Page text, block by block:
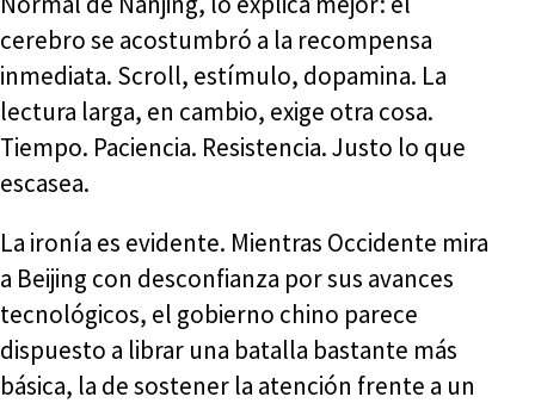
cerebro se acostumbró a la recompensa
inmediata. Scroll, estímulo, dopamina. La
lectura larga, en cambio, exige otra cosa.
Tiempo. Paciencia. Resistencia. Justo lo que
escasea.
La ironía es evidente. Mientras Occidente mira
a Beijing con desconfianza por sus avances
tecnológicos, el gobierno chino parece
dispuesto a librar una batalla bastante más
básica, la de sostener la atención frente a un